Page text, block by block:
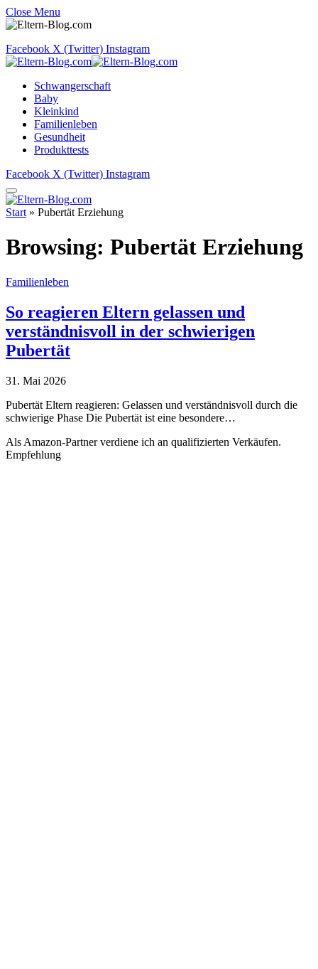
Close Menu
Facebook X (Twitter) Instagram
Schwangerschaft
Baby
Kleinkind
Familienleben
Gesundheit
Produkttests
Facebook X (Twitter) Instagram
Start » Pubertät Erziehung
Browsing: Pubertät Erziehung
Familienleben
So reagieren Eltern gelassen und
verständnisvoll in der schwierigen
Pubertät
31. Mai 2026
Pubertät Eltern reagieren: Gelassen und verständnisvoll durch die
schwierige Phase Die Pubertät ist eine besondere…
Als Amazon-Partner verdiene ich an qualifizierten Verkäufen.
Empfehlung